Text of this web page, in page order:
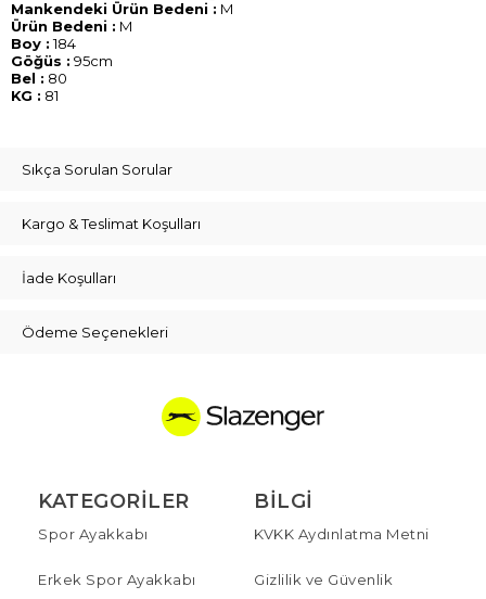
Mankendeki Ürün Bedeni : M
Ürün Bedeni : M
Boy :184
Göğüs : 95cm
Bel : 80
KG : 81
Sıkça Sorulan Sorular
Kargo & Teslimat Koşulları
İade Koşulları
Ödeme Seçenekleri
KATEGORILER
Spor Ayakkabı
Erkek Spor Ayakkabı
BILGI
KVKK Aydınlatma Metni
Gizlilik ve Güvenlik